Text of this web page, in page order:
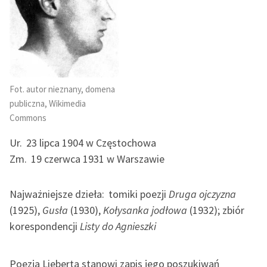
Ręce pełne poezji
Kolekcje edukacyjne
twórców przechodzących
do domeny publicznej,
lektur szkolnych oraz
Starego Testamentu
Odkurzamy bohaterów
Lektur
Kontakt
O projekcie
Fot. autor nieznany, domena
publiczna, Wikimedia
Commons
Ur. 23 lipca 1904 w Częstochowa
Zm. 19 czerwca 1931 w Warszawie
Najważniejsze dzieła: tomiki poezjiDruga ojczyzna
(1925), Gusła (1930),Kołysanka jodłowa (1932); zbiór
korespondencji Listy do Agnieszki
Poezja Lieberta stanowi zapis jego poszukiwań